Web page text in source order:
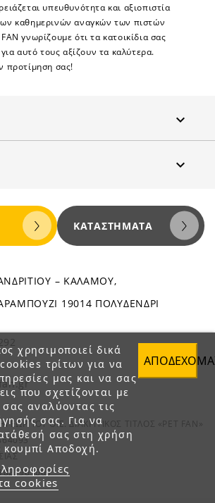
υπευθυνότητα και αξιοπιστία
καθημερινών αναγκών των πιστών
γνωρίζουμε ότι τα κατοικίδια σας
αυτό τους αξίζουν τα καλύτερα.
προτίμηση σας!


χρησιμοποιεί δικά
τρίτων για να
μας και να σας
που σχετίζονται με
σας αναλύοντας τις
σας. Για να
σας στη χρήση
Αποδοχή.
cookies
ΚΑΤΑΣΤΉΜΑΤΑ
– ΚΑΛΑΜΟΥ,
19014 ΠΟΛΥΔΕΝΔΡΙ
Ο.Ε. ΔΙΑΚΡΙΤΙΚΟΣ ΤΙΤΛΟΣ «PET FAN»